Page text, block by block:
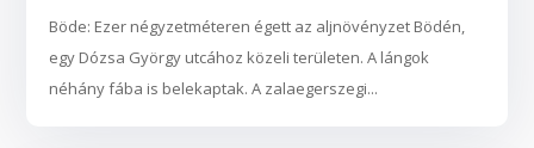
Böde: Ezer négyzetméteren égett az aljnövényzet Bödén,
egy Dózsa György utcához közeli területen. A lángok
néhány fába is belekaptak. A zalaegerszegi...